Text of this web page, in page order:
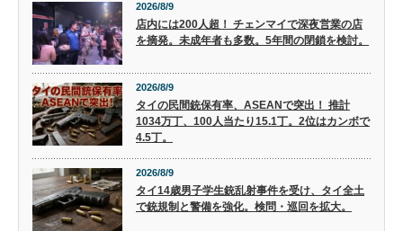
2026/8/9
店内には200人超！ チェンマイで深夜営業の店
を摘発。未成年者も多数。5年間の閉鎖を検討。
2026/8/9
タイの民間銃保有率、ASEANで突出！ 推計
1034万丁、100人当たり15.1丁。2位はカンボで
4.5丁。
2026/8/9
タイ14歳男子学生銃乱射事件を受け、タイ全土
で銃規制と警備を強化。検問・巡回を拡大。